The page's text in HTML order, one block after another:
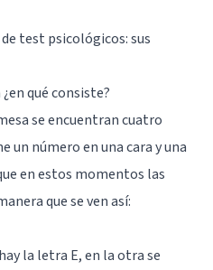
test psicológicos: sus
qué consiste?
se encuentran cuatro
un número en una cara y una
en estos momentos las
que se ven así:
la letra E, en la otra se